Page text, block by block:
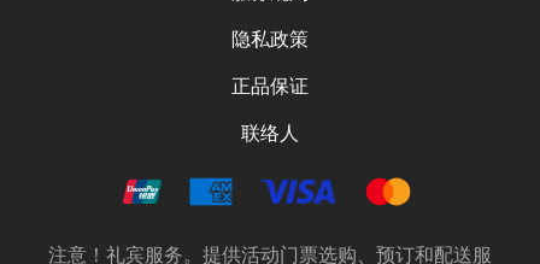
隐私政策
正品保证
联络人
注意！礼宾服务。提供活动门票选购、预订和配送服